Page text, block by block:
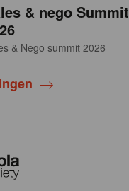
& nego Summit
& Nego summit 2026